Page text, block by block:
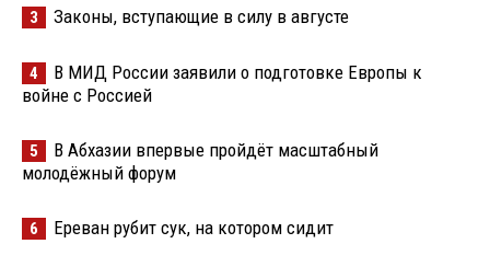
3 Законы, вступающие в силу в августе
4
В МИД России заявили о подготовке Европы к
войне с Россией
5
В Абхазии впервые пройдёт масштабный
молодёжный форум
6 Ереван рубит сук, на котором сидит